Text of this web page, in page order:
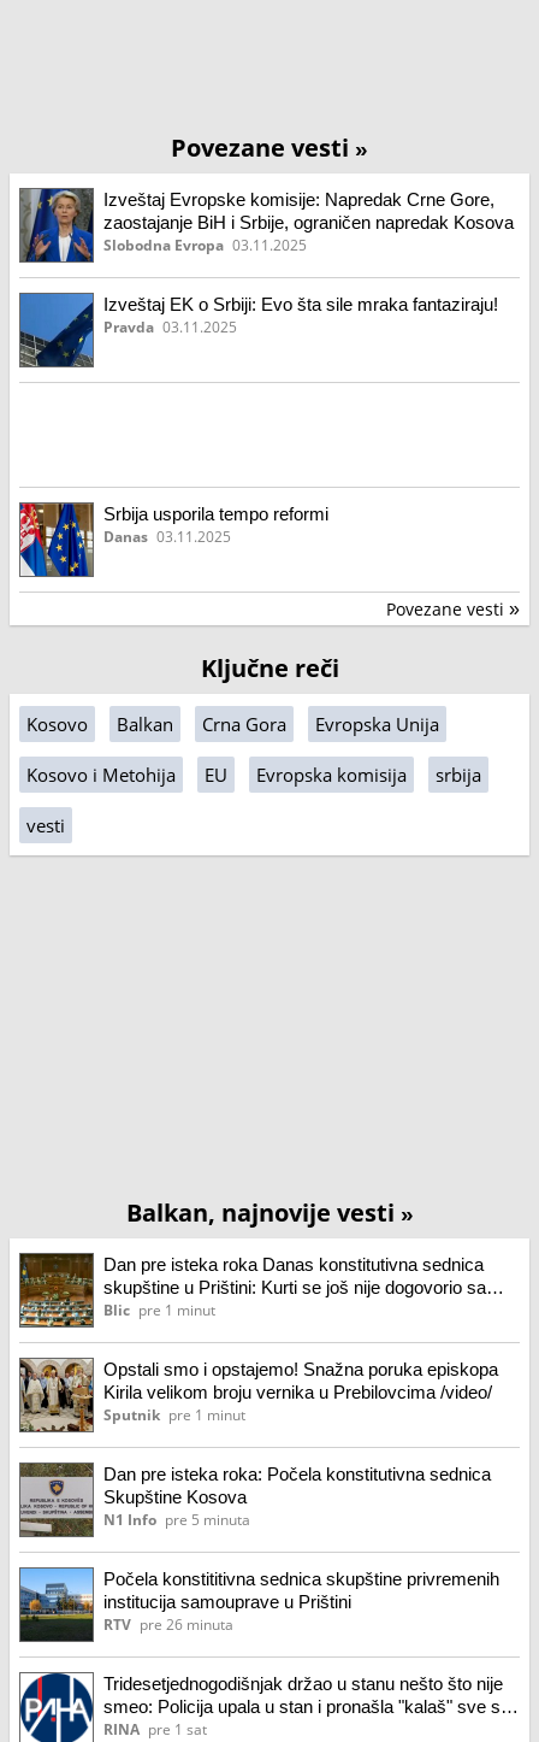
Povezane vesti »
Izveštaj Evropske komisije: Napredak Crne Gore,
zaostajanje BiH i Srbije, ograničen napredak Kosova
Slobodna Evropa 03.11.2025
Izveštaj EK o Srbiji: Evo šta sile mraka fantaziraju!
Pravda 03.11.2025
Srbija usporila tempo reformi
Danas 03.11.2025
Povezane vesti »
Ključne reči
Kosovo Balkan Crna Gora Evropska Unija
Kosovo i Metohija EU Evropska komisija srbija
vesti
Balkan, najnovije vesti »
Dan pre isteka roka Danas konstitutivna sednica
skupštine u Prištini: Kurti se još nije dogovorio sa
DSK u vezi sa predsednikom tzv. Kosova?
Blic pre 1 minut
Opstali smo i opstajemo! Snažna poruka episkopa
Kirila velikom broju vernika u Prebilovcima /video/
Sputnik pre 1 minut
Dan pre isteka roka: Počela konstitutivna sednica
Skupštine Kosova
N1 Info pre 5 minuta
Počela konstititivna sednica skupštine privremenih
institucija samouprave u Prištini
RTV pre 26 minuta
Tridesetjednogodišnjak držao u stanu nešto što nije
smeo: Policija upala u stan i pronašla "kalaš" sve sa
šanžerom, odmah priveden (FOTO)
RINA pre 1 sat